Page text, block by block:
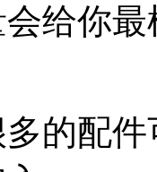
给你
的配